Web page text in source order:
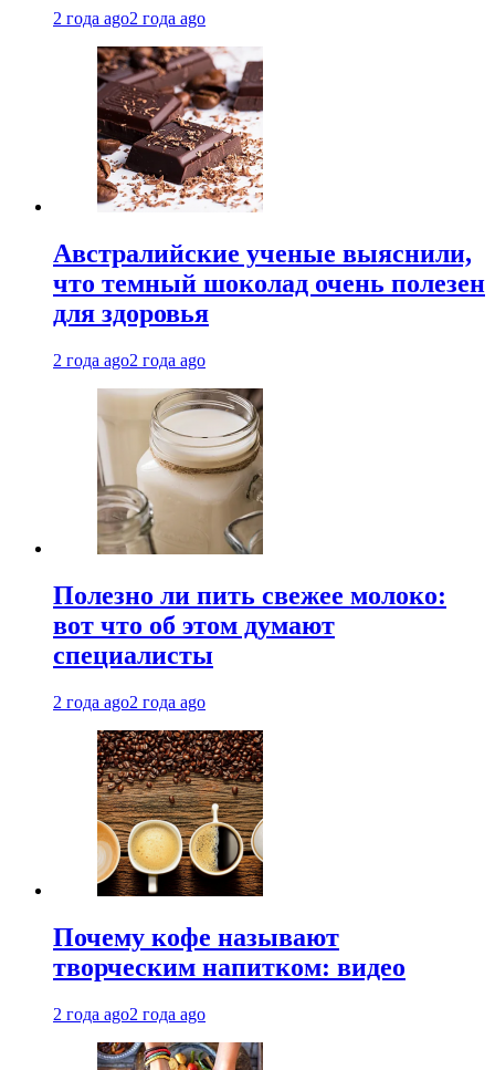
2 года ago2 года ago
Австралийские ученые выяснили,
что темный шоколад очень полезен
для здоровья
2 года ago2 года ago
Полезно ли пить свежее молоко:
вот что об этом думают
специалисты
2 года ago2 года ago
Почему кофе называют
творческим напитком: видео
2 года ago2 года ago